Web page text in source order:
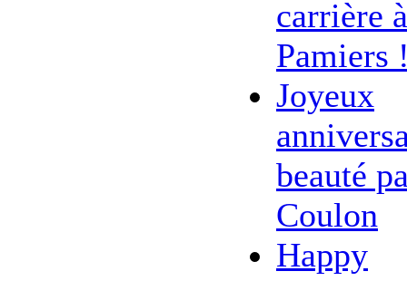
carrière à
Pamiers
Joyeux
beauté
Coulon
Happy